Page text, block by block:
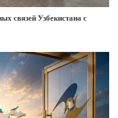
связей Узбекистана с